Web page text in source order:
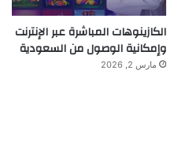
الكازينوهات المباشرة عبر الإنترنت
وإمكانية الوصول من السعودية
مارس 2, 2026